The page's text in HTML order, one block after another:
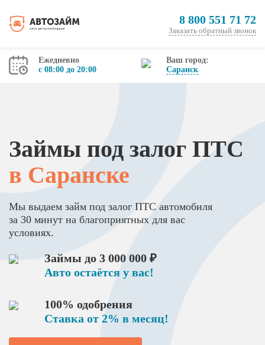
8 800 551 71 72
Заказать обратный звонок
Ежедневно
с 08:00 до 20:00
Ваш город:
Саранск
Займы под залог ПТС
в Саранске
Мы выдаем займ под залог ПТС автомобиля
за 30 минут на благоприятных для вас
условиях.
Займы до 3 000 000 ₽
Авто остаётся у вас!
100% одобрения
Ставка от 2% в месяц!